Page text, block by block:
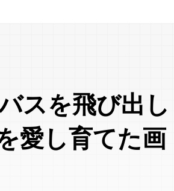
スを飛び出し
愛し育てた画